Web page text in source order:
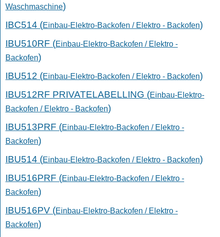
Waschmaschine)
IBC514 (Einbau-Elektro-Backofen / Elektro - Backofen)
IBU510RF (Einbau-Elektro-Backofen / Elektro -
Backofen)
IBU512 (Einbau-Elektro-Backofen / Elektro - Backofen)
IBU512RF PRIVATELABELLING (Einbau-Elektro-
Backofen / Elektro - Backofen)
IBU513PRF (Einbau-Elektro-Backofen / Elektro -
Backofen)
IBU514 (Einbau-Elektro-Backofen / Elektro - Backofen)
IBU516PRF (Einbau-Elektro-Backofen / Elektro -
Backofen)
IBU516PV (Einbau-Elektro-Backofen / Elektro -
Backofen)